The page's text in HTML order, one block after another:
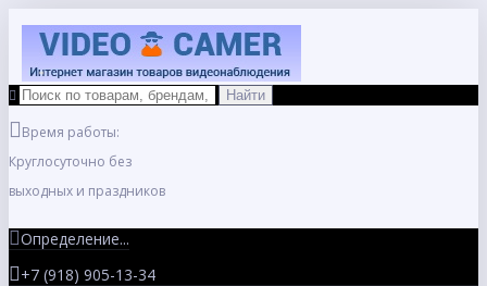
Время работы:
Круглосуточно без
выходных и праздников
Определение...
+7 (918) 905-13-34